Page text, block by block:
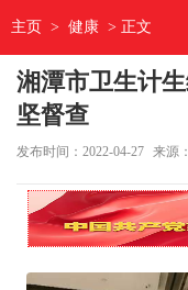
主页 > 健康 > 正文
湘潭市卫生计
坚督查
发布时间：2022-04-27 来源